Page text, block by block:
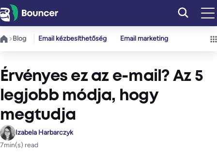
Ugrás
a
tartalomhoz
Blog Email kézbesíthetőség Email marketing
Érvényes ez az e-mail? Az 5
legjobb módja, hogy
megtudja
Izabela Harbarczyk
7min(s) read